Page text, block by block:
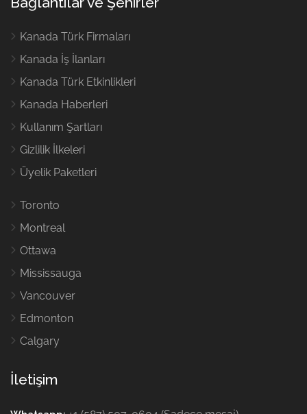
Kanada Türk Firmaları
Kanada İş İlanları
Kanada Türk Etkinlikleri
Kanada Haberleri
Kullanım Şartları
Gizlilik İlkeleri
Üyelik Paketleri
Toronto
Montreal
Ottawa
Mississauga
Vancouver
Edmonton
Calgary
İletişim